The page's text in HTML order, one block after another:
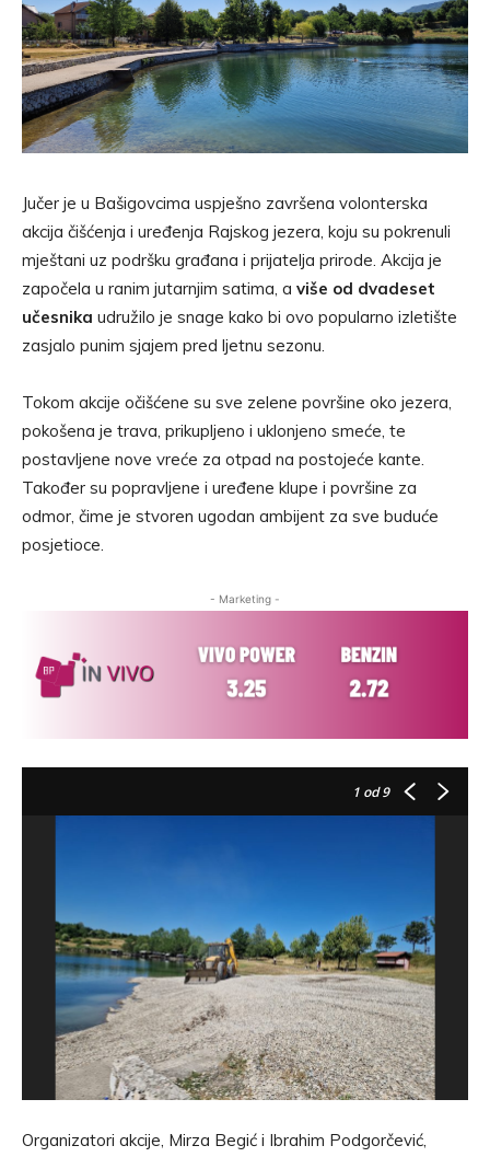
Jučer je u Bašigovcima uspješno završena volonterska
akcija čišćenja i uređenja Rajskog jezera, koju su pokrenuli
mještani uz podršku građana i prijatelja prirode. Akcija je
započela u ranim jutarnjim satima, a više od dvadeset
učesnika udružilo je snage kako bi ovo popularno izletište
zasjalo punim sjajem pred ljetnu sezonu.
Tokom akcije očišćene su sve zelene površine oko jezera,
pokošena je trava, prikupljeno i uklonjeno smeće, te
postavljene nove vreće za otpad na postojeće kante.
Također su popravljene i uređene klupe i površine za
odmor, čime je stvoren ugodan ambijent za sve buduće
posjetioce.
- Marketing -
1 od 9
Organizatori akcije, Mirza Begić i Ibrahim Podgorčević,